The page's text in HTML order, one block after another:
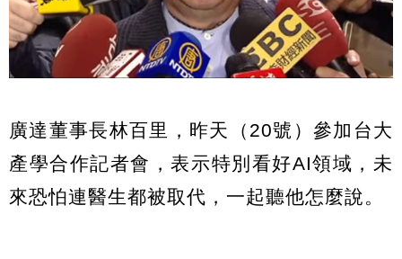
廣達董事長林百里，昨天（20號）參加台大
產學合作記者會，表示特別看好AI領域，未
來恐怕連醫生都被取代，一起聽他怎麼說。